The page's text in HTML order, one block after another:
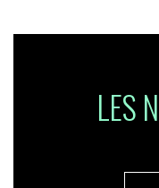
LES